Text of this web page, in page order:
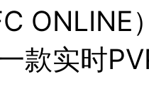
ONLINE
款实时